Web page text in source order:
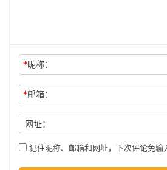
科
*昵称：
*邮箱：
网址：
记住昵称、邮箱和网址，下次评论免输